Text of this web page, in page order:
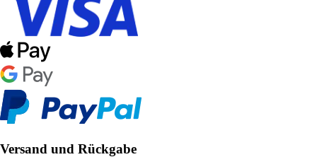
Versand und Rückgabe